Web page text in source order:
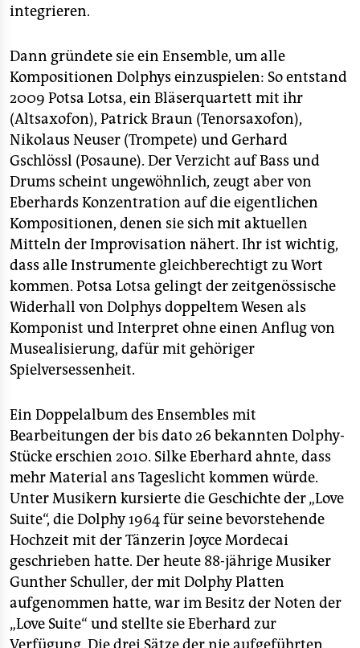
integrieren.
Dann gründete sie ein Ensemble, um alle
Kompositionen Dolphys einzuspielen: So entstand
2009 Potsa Lotsa, ein Bläserquartett mit ihr
(Altsaxofon), Patrick Braun (Tenorsaxofon),
Nikolaus Neuser (Trompete) und Gerhard
Gschlössl (Posaune). Der Verzicht auf Bass und
Drums scheint ungewöhnlich, zeugt aber von
Eberhards Konzentration auf die eigentlichen
Kompositionen, denen sie sich mit aktuellen
Mitteln der Improvisation nähert. Ihr ist wichtig,
dass alle Instrumente gleichberechtigt zu Wort
kommen. Potsa Lotsa gelingt der zeitgenössische
Widerhall von Dolphys doppeltem Wesen als
Komponist und Interpret ohne einen Anflug von
Musealisierung, dafür mit gehöriger
Spielversessenheit.
Ein Doppelalbum des Ensembles mit
Bearbeitungen der bis dato 26 bekannten Dolphy-
Stücke erschien 2010. Silke Eberhard ahnte, dass
mehr Material ans Tageslicht kommen würde.
Unter Musikern kursierte die Geschichte der „Love
Suite“, die Dolphy 1964 für seine bevorstehende
Hochzeit mit der Tänzerin Joyce Mordecai
geschrieben hatte. Der heute 88-jährige Musiker
Gunther Schuller, der mit Dolphy Platten
aufgenommen hatte, war im Besitz der Noten der
„Love Suite“ und stellte sie Eberhard zur